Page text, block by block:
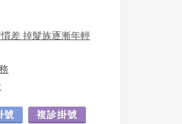
差 掉髮族逐漸年輕
號 複診掛號